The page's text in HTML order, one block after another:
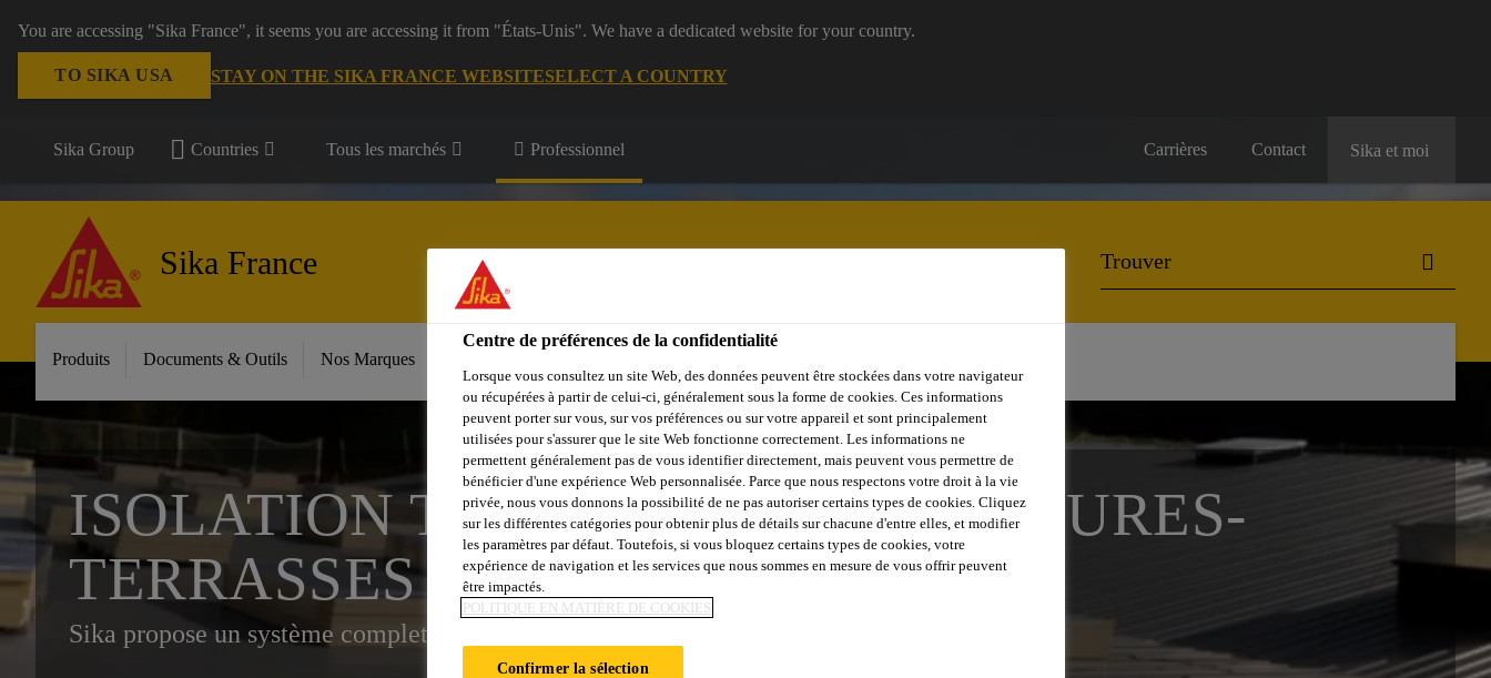
You are accessing "Sika France", it seems you are accessing it from "États-Unis". We have a dedicated website for your country.
TO SIKA USA STAY ON THE SIKA FRANCE WEBSITESELECT A COUNTRY
Sika Group Countries Tous les marchés Professionnel Carrières Contact Sika et moi
Sika France
Produits Documents & Outils Nos Marques
ISOLATION THERMIQUE DES TOITURES-
TERRASSES :
Sika propose un système complet isolant + membrane d’étanchéité
Centre de préférences de la confidentialité
Lorsque vous consultez un site Web, des données peuvent être stockées dans votre navigateur
ou récupérées à partir de celui-ci, généralement sous la forme de cookies. Ces informations
peuvent porter sur vous, sur vos préférences ou sur votre appareil et sont principalement
utilisées pour s'assurer que le site Web fonctionne correctement. Les informations ne
permettent généralement pas de vous identifier directement, mais peuvent vous permettre de
bénéficier d'une expérience Web personnalisée. Parce que nous respectons votre droit à la vie
privée, nous vous donnons la possibilité de ne pas autoriser certains types de cookies. Cliquez
sur les différentes catégories pour obtenir plus de détails sur chacune d'entre elles, et modifier
les paramètres par défaut. Toutefois, si vous bloquez certains types de cookies, votre
expérience de navigation et les services que nous sommes en mesure de vous offrir peuvent
être impactés.
POLITIQUE EN MATIÈRE DE COOKIES
Confirmer la sélection